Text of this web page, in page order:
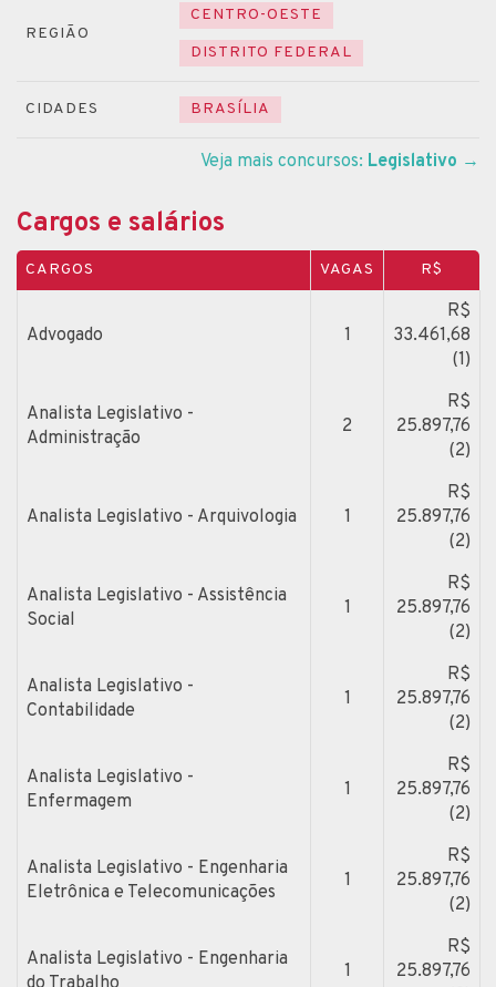
REGIÃO
CENTRO-OESTE
DISTRITO FEDERAL
CIDADES BRASÍLIA
Veja mais concursos: Legislativo →
Cargos e salários
CARGOS VAGAS R$
Advogado 1
R$
33.461,68
(1)
Analista Legislativo -
Administração
2
R$
25.897,76
(2)
Analista Legislativo - Arquivologia 1
R$
25.897,76
(2)
Analista Legislativo - Assistência
Social
1
R$
25.897,76
(2)
Analista Legislativo -
Contabilidade
1
R$
25.897,76
(2)
Analista Legislativo -
Enfermagem
1
R$
25.897,76
(2)
Analista Legislativo - Engenharia
Eletrônica e Telecomunicações
1
R$
25.897,76
(2)
Analista Legislativo - Engenharia
1
R$
25.897,76